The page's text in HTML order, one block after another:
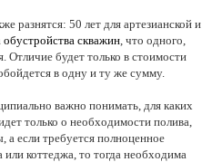
разнятся: 50 лет для артезианской и
обустройства скважин , что одного,
Отличие будет только в стоимости
в одну и ту же сумму.
важно понимать, для каких
только о необходимости полива,
а если требуется полноценное
коттеджа, то тогда необходима